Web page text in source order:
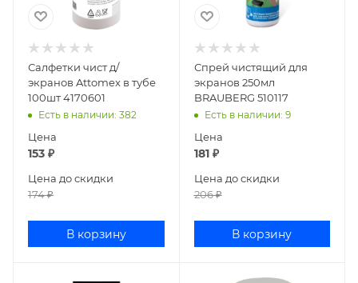
Салфетки чист д/
экранов Attomex в тубе
100шт 4170601
Есть в наличии: 382
Цена
153 ₽
Цена до скидки
174₽
В корзину
Спрей чистящий для
экранов 250мл
BRAUBERG 510117
Есть в наличии: 9
Цена
181₽
Цена до скидки
206₽
В корзину